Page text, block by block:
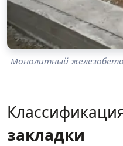
Монолитный
закладки